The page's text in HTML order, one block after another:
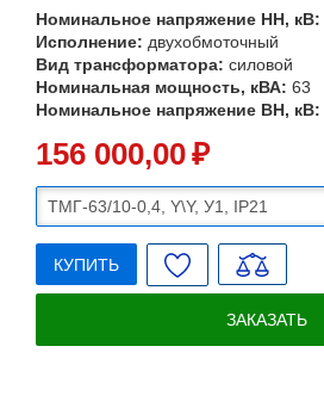
Номинальное напряжение НН, кВ:
Исполнение: двухобмоточный
Вид трансформатора: силовой
Номинальная мощность, кВА: 63
Номинальное напряжение ВН, кВ:
156 000,00₽
КУПИТЬ
ЗАКАЗАТЬ